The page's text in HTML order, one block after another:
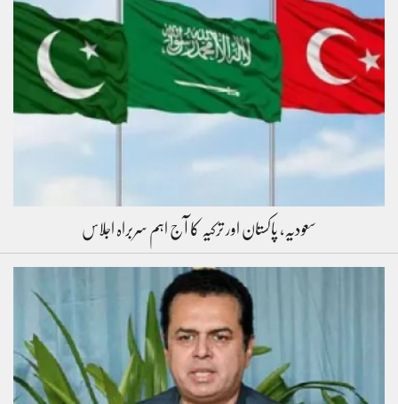
سعودیہ، پاکستان اور ترکیہ کا آج اہم سربراہ اجلاس